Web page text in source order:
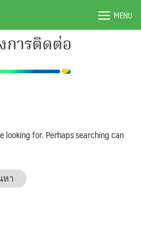
MENU
การติดต่อ
looking for. Perhaps searching can